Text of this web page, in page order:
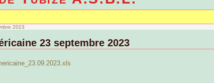
2023
23 septembre 2023